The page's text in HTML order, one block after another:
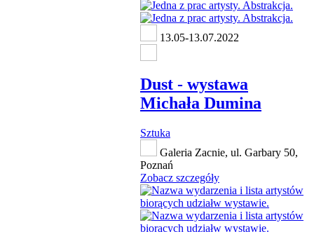
13.05-13.07.2022
Dust - wystawa
Michała Dumina
Sztuka
Galeria Zacnie, ul. Garbary 50,
Poznań
Zobacz szczegóły